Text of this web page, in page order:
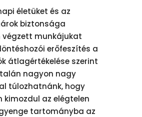
életüket és az
biztonsága
végzett munkájukat
erőfeszítés a
átlagértékelése szerint
nagyon nagy
túlozhatnánk, hogy
kimozdul az elégtelen
tartományba az